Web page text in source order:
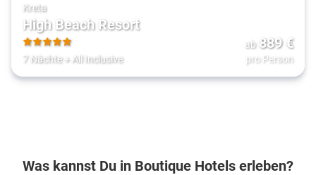
Kreta
High Beach Resort
5
7 Nächte+ All Inclusive
ab 889€
pro Person
Was kannst Du in Boutique Hotels erleben?